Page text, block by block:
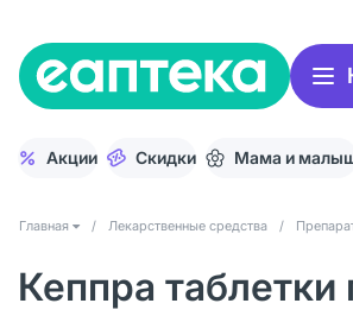
Акции Скидки Мама и
Главная / Лекарственные средства /
Кеппра